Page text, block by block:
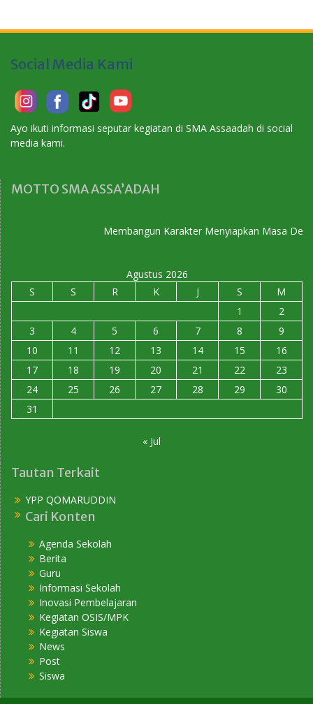
Social Media Kami
Ayo ikuti informasi seputar kegiatan di SMA Assaadah di social
media kami.
MOTTO SMA ASSA’ADAH
Membangun Karakter Menyiapkan Masa Depan
Agustus 2026
S
S R K J S
M
1
2
3
4 5 6 7 8
9
10
11 12 13 14 15
16
17
18 19 20 21 22
23
24
25 26 27 28 29
30
31
« Jul
Tautan Terkait
YPP QOMARUDDIN
Cari Konten
Agenda Sekolah
Berita
Guru
Informasi Sekolah
Inovasi Pembelajaran
Kegiatan OSIS/MPK
Kegiatan Siswa
News
Post
Siswa